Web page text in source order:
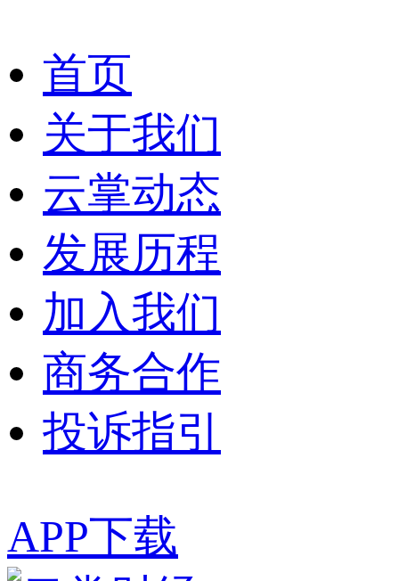
首页
关于我们
云掌动态
发展历程
加入我们
商务合作
投诉指引
APP下载